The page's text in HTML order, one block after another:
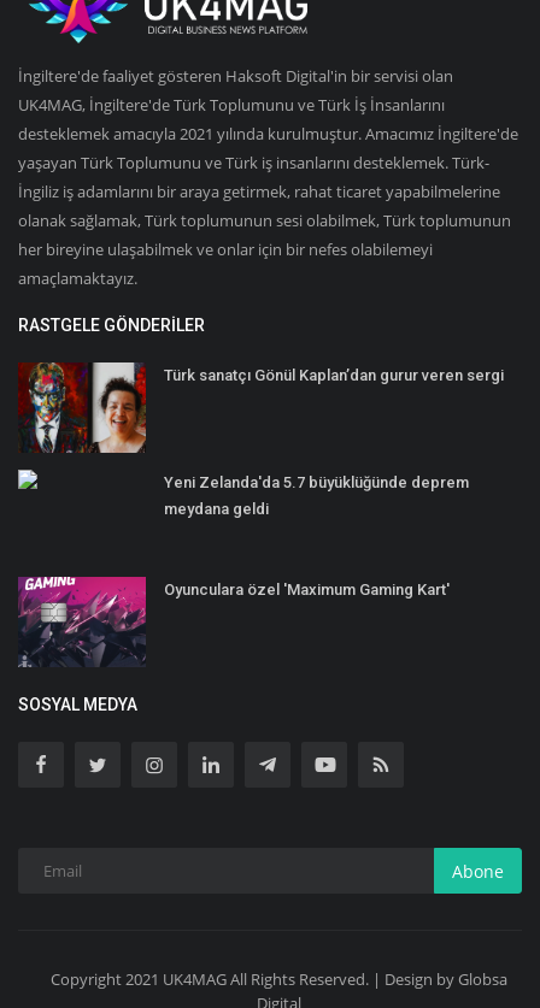
İngiltere'de faaliyet gösteren Haksoft Digital'in bir servisi olan
UK4MAG, İngiltere'de Türk Toplumunu ve Türk İş İnsanlarını
desteklemek amacıyla 2021 yılında kurulmuştur. Amacımız İngiltere'de
yaşayan Türk Toplumunu ve Türk iş insanlarını desteklemek. Türk-
İngiliz iş adamlarını bir araya getirmek, rahat ticaret yapabilmelerine
olanak sağlamak, Türk toplumunun sesi olabilmek, Türk toplumunun
her bireyine ulaşabilmek ve onlar için bir nefes olabilemeyi
amaçlamaktayız.
RASTGELE GÖNDERILER
Türk sanatçı Gönül Kaplan’dan gurur veren sergi
Yeni Zelanda'da 5.7 büyüklüğünde deprem
meydana geldi
Oyunculara özel 'Maximum Gaming Kart'
SOSYAL MEDYA
Abone
Copyright 2021 UK4MAG All Rights Reserved. | Design by Globsa